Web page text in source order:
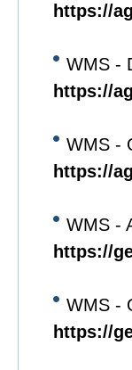
https://
WMS -
https://
WMS -
https://
WMS -
https://
WMS -
https://